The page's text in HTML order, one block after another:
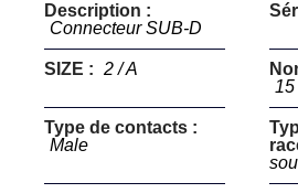
Description :
Connecteur SUB-D
SIZE : 2 / A
15
Type de contacts :
Male